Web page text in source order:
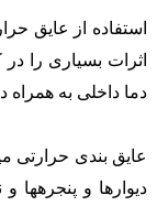
استفاده از عایق
اثرات بسیاری را
دما داخلی به همراه
عایق بندی حرارتی
دیوارها و پنجره­ها